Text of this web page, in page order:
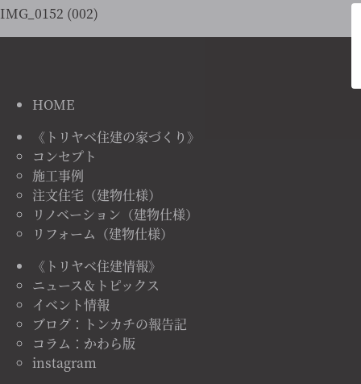
IMG_0152 (002)
HOME
《トリヤベ住建の家づくり》
コンセプト
施工事例
注文住宅（建物仕様）
リノベーション（建物仕様）
リフォーム（建物仕様）
《トリヤベ住建情報》
ニュース＆トピックス
イベント情報
ブログ：トンカチの報告記
コラム：かわら版
instagram